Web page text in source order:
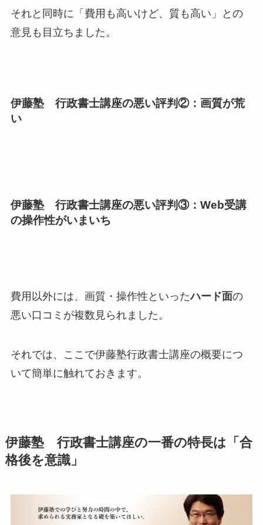
それと同時に「費用も高いけど、質も高い」との
意見も目立ちました。
伊藤塾 行政書士講座の悪い評判②：画質が荒
い
伊藤塾 行政書士講座の悪い評判③：Web受講
の操作性がいまいち
費用以外には、画質・操作性といったハード面の
悪い口コミが複数見られました。
それでは、ここで伊藤塾行政書士講座の概要につ
いて簡単に触れておきます。
伊藤塾 行政書士講座の一番の特長は「合
格後を意識」